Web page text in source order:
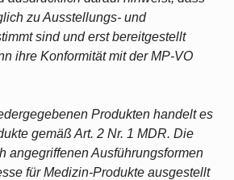
zu Ausstellungs- und
sind und erst bereitgestellt
ihre Konformität mit der MP-VO
Produkten handelt es
gemäß Art. 2 Nr. 1 MDR. Die
angegriffenen Ausführungsformen
für Medizin-Produkte ausgestellt